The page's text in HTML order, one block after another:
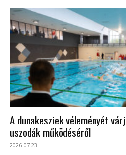
A dunakesziek véleményét
uszodák működéséről
2026-07-23